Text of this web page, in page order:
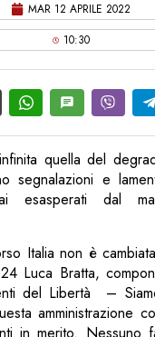
MAR 12 APRILE 2022
10:30
quella del
segnalazioni e
esasperati dal
Italia non è
Luca Bratta,
del Libertà –
amministrazione
in merito. Nessuno